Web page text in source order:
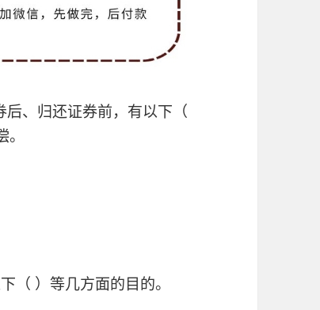
、归还证券前，有以下（
（ ）等几方面的目的。